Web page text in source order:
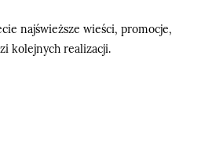
najświeższe wieści, promocje,
kolejnych realizacji.